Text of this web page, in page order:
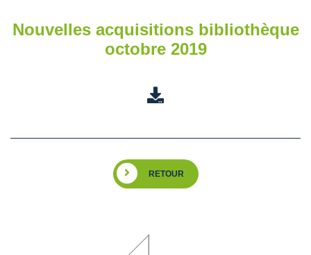
Nouvelles acquisitions bibliothèque
octobre 2019
RETOUR